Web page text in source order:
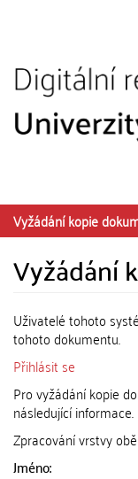
Vyžádání kopie
Vyžádání
Uživatelé tohoto
tohoto dokumentu.
Přihlásit se
Pro vyžádání kopie
následující informace.
Zpracování vrstvy
Jméno: